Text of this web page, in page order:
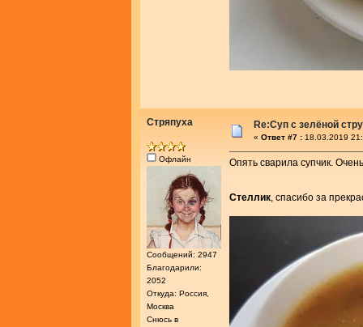
Стряпуха
Офлайн
Сообщений: 2947
Благодарили:
2052
Откуда: Россия,
Москва
Снюсь в
Re:Cуп с зелёной
« Ответ #7 : 18.03.2019
Опять сварила супчик.
Стеллик, спасибо за